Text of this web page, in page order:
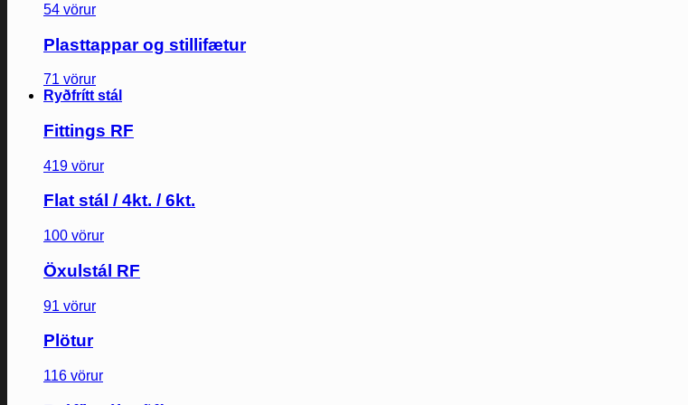
54 vörur
Plasttappar og stillifætur
71 vörur
Ryðfrítt stál
Fittings RF
419 vörur
Flat stál / 4kt. / 6kt.
100 vörur
Öxulstál RF
91 vörur
Plötur
116 vörur